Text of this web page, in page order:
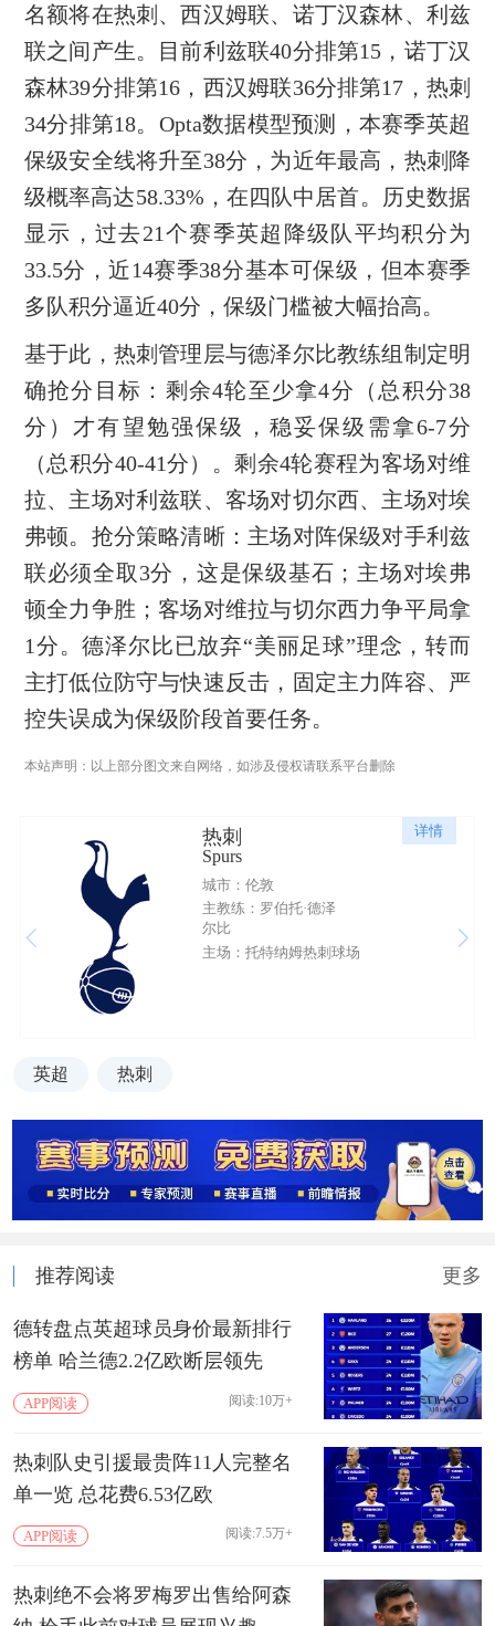
名额将在热刺、西汉姆联、诺丁汉森林、利兹
联之间产生。目前利兹联40分排第15，诺丁汉
森林39分排第16，西汉姆联36分排第17，热刺
34分排第18。Opta数据模型预测，本赛季英超
保级安全线将升至38分，为近年最高，热刺降
级概率高达58.33%，在四队中居首。历史数据
显示，过去21个赛季英超降级队平均积分为
33.5分，近14赛季38分基本可保级，但本赛季
多队积分逼近40分，保级门槛被大幅抬高。
基于此，热刺管理层与德泽尔比教练组制定明
确抢分目标：剩余4轮至少拿4分（总积分38
分）才有望勉强保级，稳妥保级需拿6-7分
（总积分40-41分）。剩余4轮赛程为客场对维
拉、主场对利兹联、客场对切尔西、主场对埃
弗顿。抢分策略清晰：主场对阵保级对手利兹
联必须全取3分，这是保级基石；主场对埃弗
顿全力争胜；客场对维拉与切尔西力争平局拿
1分。德泽尔比已放弃“美丽足球”理念，转而
主打低位防守与快速反击，固定主力阵容、严
控失误成为保级阶段首要任务。
本站声明：以上部分图文来自网络，如涉及侵权请联系平台删除
详情
热刺
Spurs
城市：伦敦
主教练：罗伯托·德泽
尔比
主场：托特纳姆热刺球场
英超 热刺
推荐阅读 更多
德转盘点英超球员身价最新排行
榜单 哈兰德2.2亿欧断层领先
APP阅读 阅读:10万+
热刺队史引援最贵阵11人完整名
单一览 总花费6.53亿欧
APP阅读 阅读:7.5万+
热刺绝不会将罗梅罗出售给阿森